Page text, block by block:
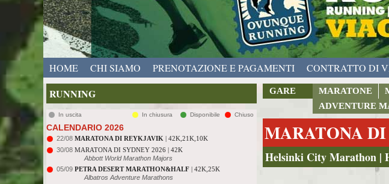
HOME CHI SIAMO PRENOTAZIONE E PAGAMENTI CONTRATTO DI
RUNNING
In uscita In chiusura Disponibile Chiuso
CALENDARIO 2026
22/08 MARATONA DI REYKJAVIK | 42K,21K,10K
30/08 MARATONA DI SYDNEY 2026 | 42K
Abbott World Marathon Majors
05/09 PETRA DESERT MARATHON&HALF | 42K,25K
Albatros Adventure Marathons
GARE MARATONE
ADVENTURE
MARATONA
Helsinki City Marathon |